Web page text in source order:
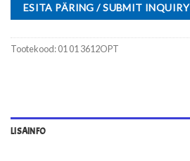
ESITA PÄRING / SUBMIT INQUIRY
Tootekood:01 01 3612OPT
LISAINFO